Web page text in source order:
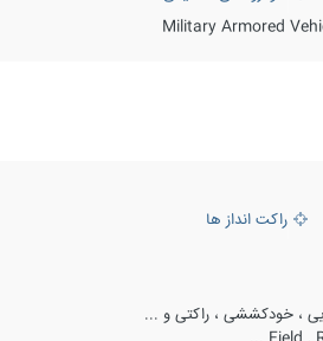
Military Armored
راکت انداز ها
، خودکششی ، راکتی و ...